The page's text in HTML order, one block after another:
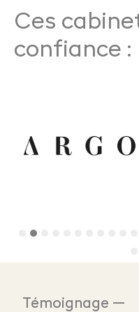
Ces
confiance :
Témoignage —